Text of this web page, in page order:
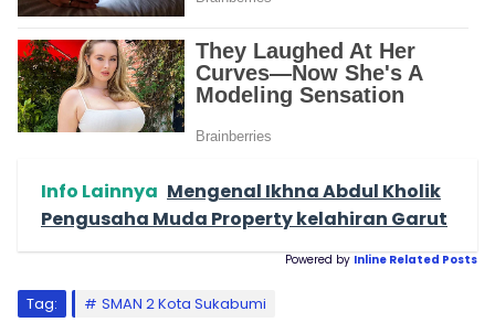
Info Lainnya Mengenal Ikhna Abdul Kholik
Pengusaha Muda Property kelahiran Garut
Powered by Inline Related Posts
Tag: SMAN 2 Kota Sukabumi